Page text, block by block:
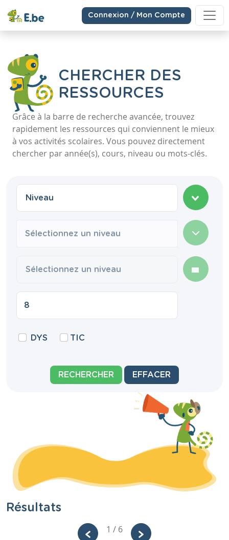
Connexion / Mon Compte
CHERCHER DES
RESSOURCES
Grâce à la barre de recherche avancée, trouvez
rapidement les ressources qui conviennent le mieux
à vos activités scolaires. Vous pouvez directement
chercher par année(s), cours, niveau ou mots-clés.
Sélectionnez un niveau
DYS TIC
RECHERCHER EFFACER
Résultats
1 / 6